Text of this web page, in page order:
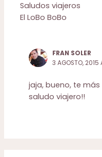
Saludos viajeros
El LoBo BoBo
FRAN SOLER
3 AGOSTO, 2015
jaja, bueno, te
saludo viajero!!